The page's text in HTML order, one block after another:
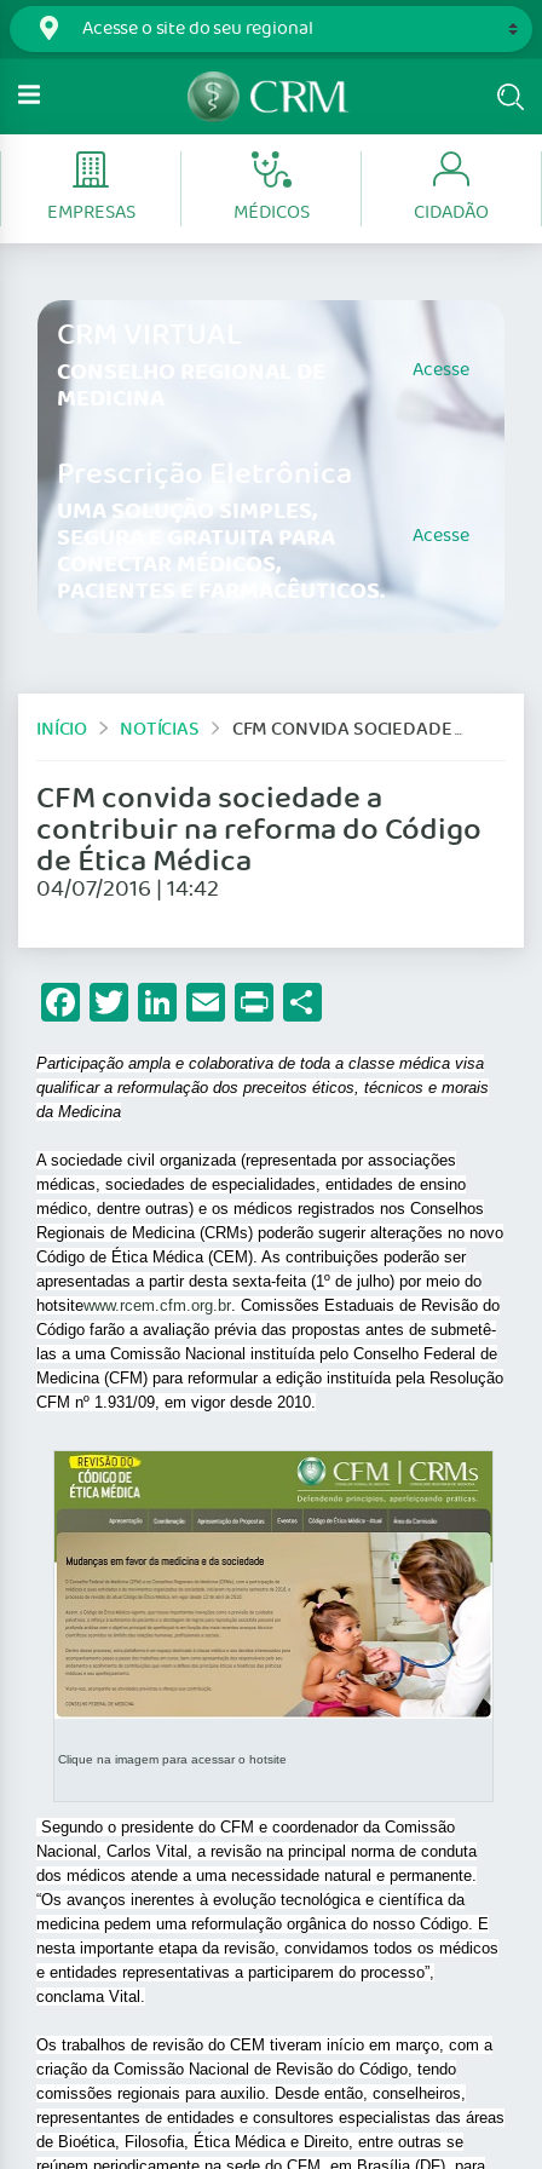
EMPRESAS MÉDICOS CIDADÃO
CRM VIRTUAL
CONSELHO REGIONAL DE
MEDICINA
Acesse
Prescrição Eletrônica
UMA SOLUÇÃO SIMPLES,
SEGURA E GRATUITA PARA
CONECTAR MÉDICOS,
PACIENTES E FARMACÊUTICOS.
Acesse
INÍCIO NOTÍCIAS CFM CONVIDA SOCIEDADE A CONTRIBUIR NA REFORMA DO CÓDIGO DE ÉTICA MÉDICA
CFM convida sociedade a
contribuir na reforma do Código
de Ética Médica
04/07/2016 | 14:42
Facebook
Twitter
LinkedIn
Email
Print
Participação ampla e colaborativa de toda a classe médica visa
qualificar a reformulação dos preceitos éticos, técnicos e morais
da Medicina
A sociedade civil organizada (representada por associações
médicas, sociedades de especialidades, entidades de ensino
médico, dentre outras) e os médicos registrados nos Conselhos
Regionais de Medicina (CRMs) poderão sugerir alterações no novo
Código de Ética Médica (CEM). As contribuições poderão ser
apresentadas a partir desta sexta-feita (1º de julho) por meio do
hotsitewww.rcem.cfm.org.br. Comissões Estaduais de Revisão do
Código farão a avaliação prévia das propostas antes de submetê-
las a uma Comissão Nacional instituída pelo Conselho Federal de
Medicina (CFM) para reformular a edição instituída pela Resolução
CFM nº 1.931/09, em vigor desde 2010.
Clique na imagem para acessar o hotsite
Segundo o presidente do CFM e coordenador da Comissão
Nacional, Carlos Vital, a revisão na principal norma de conduta
dos médicos atende a uma necessidade natural e permanente.
“Os avanços inerentes à evolução tecnológica e científica da
medicina pedem uma reformulação orgânica do nosso Código. E
nesta importante etapa da revisão, convidamos todos os médicos
e entidades representativas a participarem do processo”,
conclama Vital.
Os trabalhos de revisão do CEM tiveram início em março, com a
criação da Comissão Nacional de Revisão do Código, tendo
comissões regionais para auxilio. Desde então, conselheiros,
representantes de entidades e consultores especialistas das áreas
de Bioética, Filosofia, Ética Médica e Direito, entre outras se